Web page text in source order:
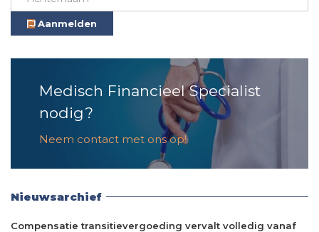
Aanmelden
Medisch Financieel Specialist
nodig?
Neem contact met ons op!
Nieuwsarchief
Compensatie transitievergoeding vervalt volledig vanaf